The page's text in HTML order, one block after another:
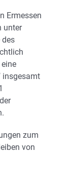
Ermessen
unter
des
insgesamt
zum
von